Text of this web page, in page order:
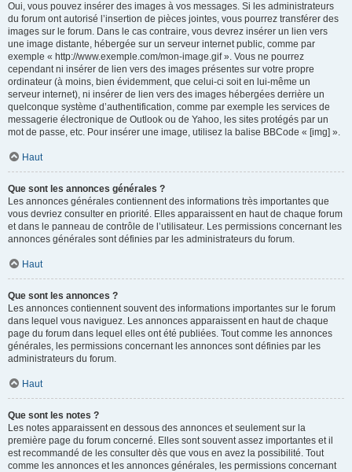
Oui, vous pouvez insérer des images à vos messages. Si les administrateurs
du forum ont autorisé l’insertion de pièces jointes, vous pourrez transférer des
images sur le forum. Dans le cas contraire, vous devrez insérer un lien vers
une image distante, hébergée sur un serveur internet public, comme par
exemple « http://www.exemple.com/mon-image.gif ». Vous ne pourrez
cependant ni insérer de lien vers des images présentes sur votre propre
ordinateur (à moins, bien évidemment, que celui-ci soit en lui-même un
serveur internet), ni insérer de lien vers des images hébergées derrière un
quelconque système d’authentification, comme par exemple les services de
messagerie électronique de Outlook ou de Yahoo, les sites protégés par un
mot de passe, etc. Pour insérer une image, utilisez la balise BBCode « [img] ».
Haut
Que sont les annonces générales ?
Les annonces générales contiennent des informations très importantes que
vous devriez consulter en priorité. Elles apparaissent en haut de chaque forum
et dans le panneau de contrôle de l’utilisateur. Les permissions concernant les
annonces générales sont définies par les administrateurs du forum.
Haut
Que sont les annonces ?
Les annonces contiennent souvent des informations importantes sur le forum
dans lequel vous naviguez. Les annonces apparaissent en haut de chaque
page du forum dans lequel elles ont été publiées. Tout comme les annonces
générales, les permissions concernant les annonces sont définies par les
administrateurs du forum.
Haut
Que sont les notes ?
Les notes apparaissent en dessous des annonces et seulement sur la
première page du forum concerné. Elles sont souvent assez importantes et il
est recommandé de les consulter dès que vous en avez la possibilité. Tout
comme les annonces et les annonces générales, les permissions concernant